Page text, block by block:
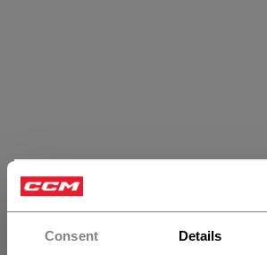
Consent Details
Vous souhaitez
produits aux